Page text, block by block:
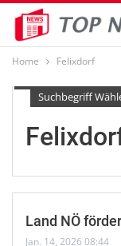
Home Felixdorf
Suchbegriff
Land NÖ
Jan. 14, 2026 08:44